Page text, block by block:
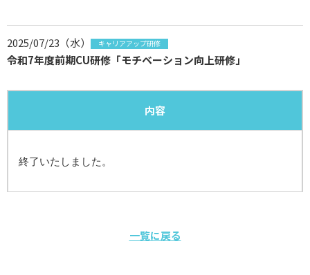
2025/07/23（水） キャリアアップ研修
令和7年度前期CU研修「モチベーション向上研修」
内容
終了いたしました。
一覧に戻る